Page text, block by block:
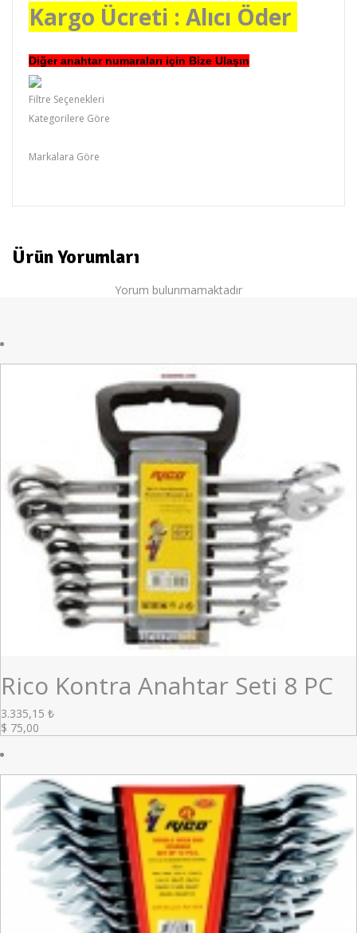
Kargo Ücreti : Alıcı Öder
Diğer anahtar numaraları için Bize Ulaşın
Filtre Seçenekleri
Kategorilere Göre
Markalara Göre
Ürün Yorumları
Yorum bulunmamaktadır
Rico Kontra Anahtar Seti 8 PC
3.335,15 ₺
$ 75,00